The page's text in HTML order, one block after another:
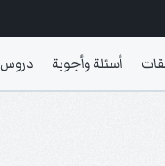
أسئلة وأجوبة دروس